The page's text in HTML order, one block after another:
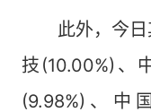
此外，今日
技(10.00%)、
(9.98%)、中